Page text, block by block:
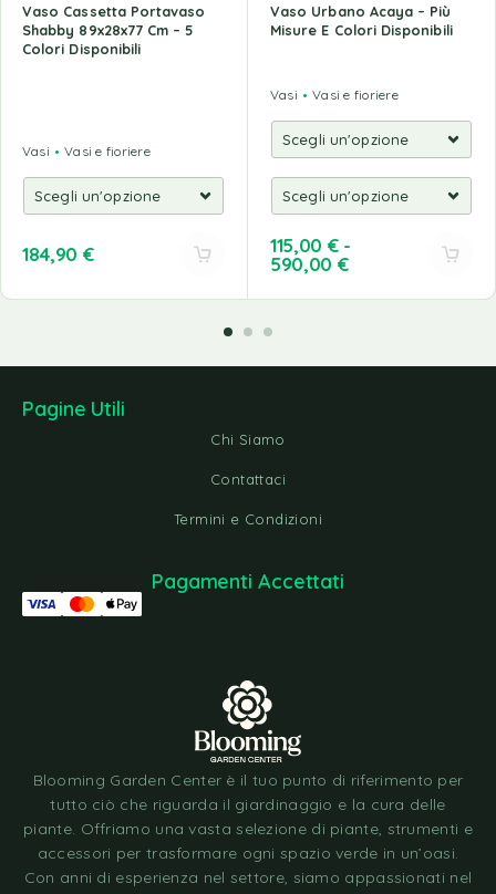
Vaso Cassetta Portavaso
Shabby 89x28x77 Cm – 5
Colori Disponibili
Vasi Vasi e fioriere
184,90 €
Vaso Urbano Acaya – Più
Misure E Colori Disponibili
Vasi Vasi e fioriere
115,00 € -
590,00 €
Pagine Utili
Chi Siamo
Contattaci
Termini e Condizioni
Blooming Garden Center è il tuo punto di riferimento per
tutto ciò che riguarda il giardinaggio e la cura delle
piante. Offriamo una vasta selezione di piante, strumenti e
accessori per trasformare ogni spazio verde in un’oasi.
Con anni di esperienza nel settore, siamo appassionati nel
Pagamenti Accettati